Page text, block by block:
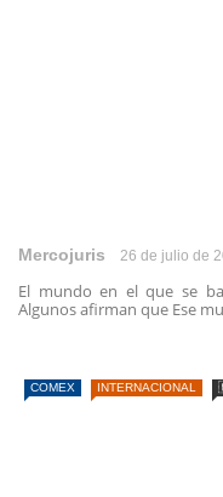
Mercojuris 26 de julio de
El mundo en el que se
Algunos afirman que Ese
COMEX INTERNACIONAL